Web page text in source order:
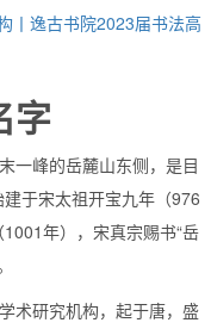
丨逸古书院2023届书法高
字
一峰的岳麓山东侧，是目
于宋太祖开宝九年（976
年），宋真宗赐书“岳
术研究机构，起于唐，盛